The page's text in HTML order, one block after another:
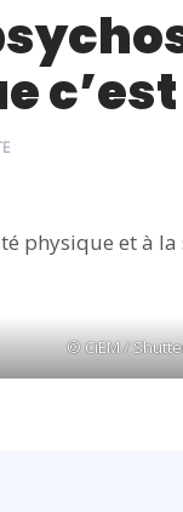
c’est
physique et à
© CiEM /